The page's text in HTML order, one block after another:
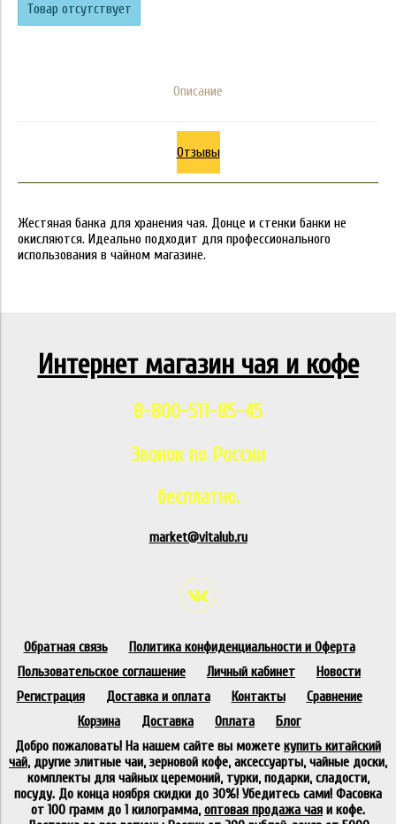
Товар отсутствует
Описание
Отзывы
Жестяная банка для хранения чая. Донце и стенки банки не
окисляются. Идеально подходит для профессионального
использования в чайном магазине.
Интернет магазин чая и кофе
8-800-511-85-45
Звонок по России
бесплатно.
market@vitalub.ru
Обратная связь
Политика конфиденциальности и Оферта
Пользовательское соглашение
Личный кабинет
Новости
Регистрация
Доставка и оплата Контакты
Сравнение
Корзина
Доставка Оплата
Блог
Добро пожаловать! На нашем сайте вы можете купить китайский
чай, другие элитные чаи, зерновой кофе, аксессуарты, чайные доски,
комплекты для чайных церемоний, турки, подарки, сладости,
посуду. До конца ноября скидки до 30%! Убедитесь сами! Фасовка
от 100 грамм до 1 килограмма,оптовая продажа чая и кофе.